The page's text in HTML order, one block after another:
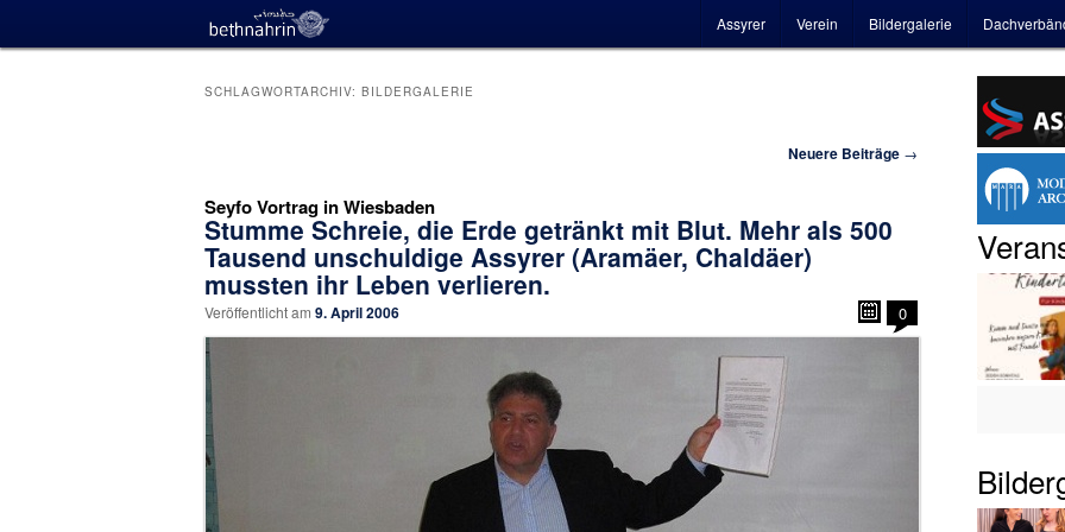
Hauptmenü
Assyrer Verein Bildergalerie
SCHLAGWORTARCHIV: BILDERGALERIE
Neuere Beiträge →
Seyfo Vortrag in Wiesbaden
Stumme Schreie, die Erde getränkt mit Blut. Mehr als 500
Tausend unschuldige Assyrer (Aramäer, Chaldäer)
mussten ihr Leben verlieren.
Veröffentlicht am 9. April 2006 0